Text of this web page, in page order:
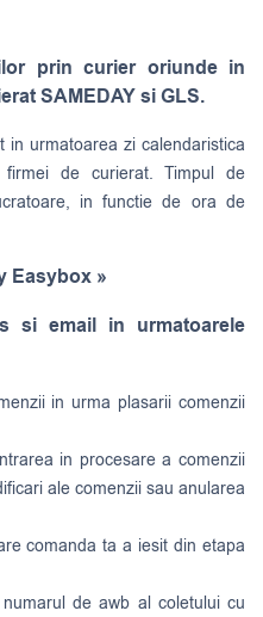
prin curier oriunde in
SAMEDAY si GLS.
in urmatoarea zi calendaristica
de curierat. Timpul de
in functie de ora de
Easybox »
si email in urmatoarele
in urma plasarii comenzii
in procesare a comenzii
ale comenzii sau anularea
comanda ta a iesit din etapa
de awb al coletului cu